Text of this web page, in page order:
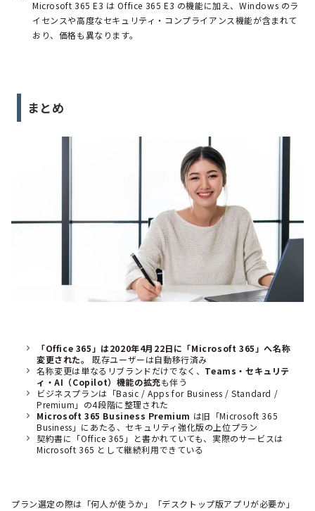
Microsoft 365 E3 は Office 365 E3 の機能に加え、Windows のラ
イセンスや高度なセキュリティ・コンプライアンス機能が含まれて
おり、価格も異なります。
まとめ
「Office 365」は2020年4月22日に「Microsoft 365」へ名称
変更された。
既存ユーザーは自動移行済み
名称変更は単なるリブランドだけでなく、 Teams・セキュリテ
ィ・AI（Copilot）機能の拡充も伴う
ビジネスプランは「Basic / Apps for Business / Standard /
Premium」の4段階に整理された
Microsoft 365 Business Premium は旧「Microsoft 365
Business」にあたる、セキュリティ強化版の上位プラン
契約書に「Office 365」と書かれていても、実際のサービスは
Microsoft 365 として継続利用できている
プラン選定の際は「何人が使うか」「デスクトップ版アプリが必要か」